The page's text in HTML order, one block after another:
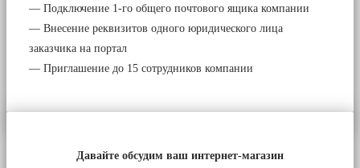
— Подключение 1-го общего почтового ящика компании
— Внесение реквизитов одного юридического лица
заказчика на портал
— Приглашение до 15 сотрудников компании
Давайте обсудим ваш интернет-магазин